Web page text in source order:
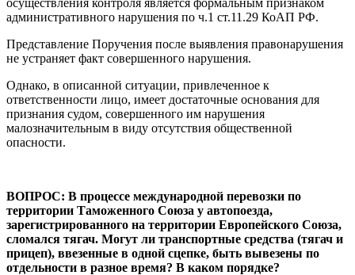
административного нарушения по ч.1 ст.11.29 КоАП РФ.
Представление Поручения после выявления правонарушения
не устраняет факт совершенного нарушения.
Однако, в описанной ситуации, привлеченное к
ответственности лицо, имеет достаточные основания для
признания судом, совершенного им нарушения
малозначительным в виду отсутствия общественной
опасности.
ВОПРОС: В процессе международной перевозки по
территории Таможенного Союза у автопоезда,
зарегистрированного на территории Европейского Союза,
сломался тягач. Могут ли транспортные средства (тягач и
прицеп), ввезенные в одной сцепке, быть вывезены по
отдельности в разное время? В каком порядке?